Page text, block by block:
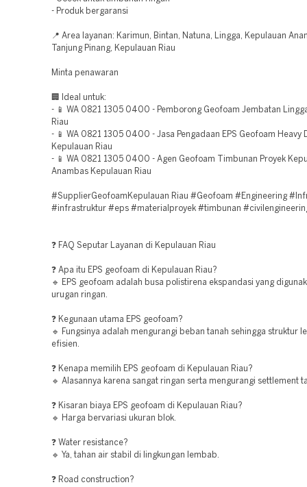
- Produk bergaransi
📍 Area layanan: Karimun, Bintan, Natuna, Lingga, Kepulauan
Tanjung Pinang, Kepulauan Riau
Minta penawaran
🏢 Ideal untuk:
- 📱 WA 0821 1305 0400 - Pemborong Geofoam Jembatan
Riau
- 📱 WA 0821 1305 0400 - Jasa Pengadaan EPS Geofoam Heavy
Kepulauan Riau
- 📱 WA 0821 1305 0400 - Agen Geofoam Timbunan Proyek
Anambas Kepulauan Riau
#SupplierGeofoamKepulauan Riau #Geofoam #Engineering
#infrastruktur #eps #materialproyek #timbunan
❓ FAQ Seputar Layanan di Kepulauan Riau
❓ Apa itu EPS geofoam di Kepulauan Riau?
🔹 EPS geofoam adalah busa polistirena ekspandasi yang
urugan ringan.
❓ Kegunaan utama EPS geofoam?
🔹 Fungsinya adalah mengurangi beban tanah sehingga struktur
efisien.
❓ Kenapa memilih EPS geofoam di Kepulauan Riau?
🔹 Alasannya karena sangat ringan serta mengurangi settlement
❓ Kisaran biaya EPS geofoam di Kepulauan Riau?
🔹 Harga bervariasi ukuran blok.
❓ Water resistance?
🔹 Ya, tahan air stabil di lingkungan lembab.
❓ Road construction?